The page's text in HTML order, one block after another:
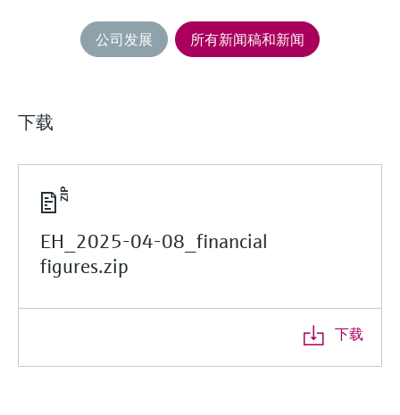
公司发展 所有新闻稿和新闻
下载
EH_2025-04-08_financial
figures.zip
下载